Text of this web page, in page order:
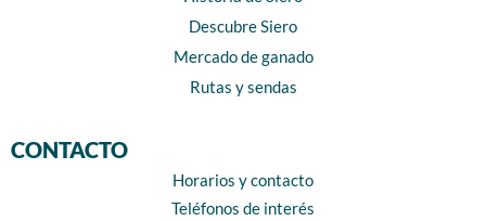
Descubre Siero
Mercado de ganado
Rutas y sendas
CONTACTO
Horarios y contacto
Teléfonos de interés